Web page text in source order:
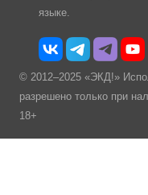
языке.
© 2012–2025 «ЭКД!»
разрешено только при
18+